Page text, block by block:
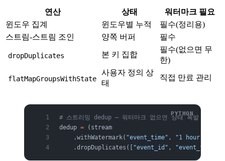
연산 상태
워터마크 필요
윈도우 집계
윈도우별 누적
필수(정리용)
스트림-스트림 조인
양쪽 버퍼 필수
dropDuplicates 본 키 집합
필수(없으면 무
한)
flatMapGroupsWithState
사용자 정의 상
태
직접 만료 관리
# 스트리밍 dedup — 워터마크 없으면 상태 폭발
dedup = (stream
    .withWatermark(
"event_time" , "1 hour"
    .dropDuplicates([
"event_id" , "event_time"